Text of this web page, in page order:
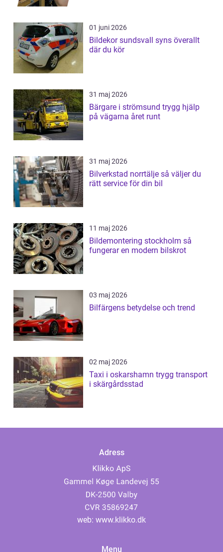
01 juni 2026
Bildekor sundsvall syns överallt
där du kör
31 maj 2026
Bärgare i strömsund trygg hjälp
på vägarna året runt
31 maj 2026
Bilverkstad norrtälje så väljer du
rätt service för din bil
11 maj 2026
Bildemontering stockholm så
fungerar en modern bilskrot
03 maj 2026
Bilfärgens betydelse och trend
02 maj 2026
Taxi i oskarshamn trygg transport
i skärgårdsstad
Adress
web: www.klikko.dk
Menu